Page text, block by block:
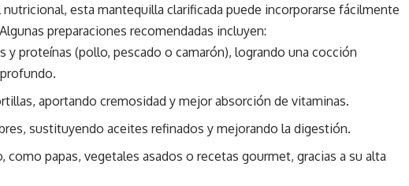
esta mantequilla clarificada puede incorporarse fácilmente
preparaciones recomendadas incluyen:
y proteínas (pollo, pescado o camarón), logrando una cocción
aportando cremosidad y mejor absorción de vitaminas.
sustituyendo aceites refinados y mejorando la digestión.
como papas, vegetales asados o recetas gourmet, gracias a su alta